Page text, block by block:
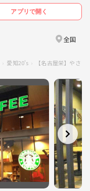
アプリで開く
全国
愛知20's 【名古屋栄】やさ